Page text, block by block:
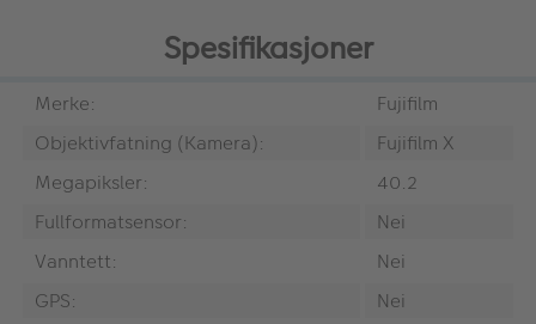
Spesifikasjoner
Merke:
Fujifilm
Objektivfatning (Kamera):
Fujifilm X
Megapiksler:
40.2
Fullformatsensor:
Nei
Vanntett:
Nei
GPS:
Nei